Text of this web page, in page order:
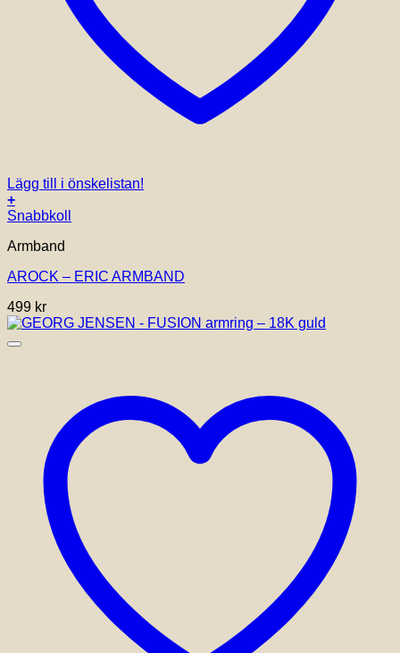
Lägg till i önskelistan!
+
Snabbkoll
Armband
AROCK – ERIC ARMBAND
499 kr